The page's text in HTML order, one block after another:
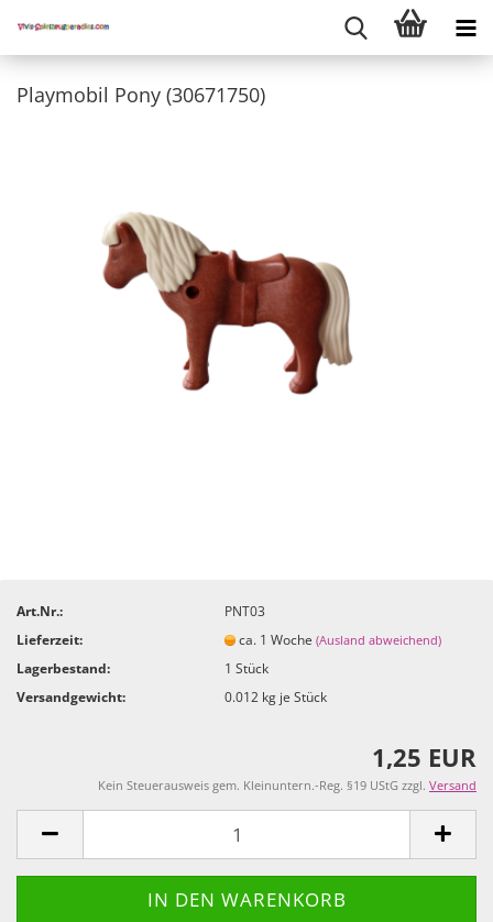
Playmobil Pony (30671750)
Art.Nr.:
PNT03
Lieferzeit:
ca. 1 Woche(Ausland abweichend)
Lagerbestand: 1Stück
Versandgewicht:
0.012 kg je Stück
1,25 EUR
Kein Steuerausweis gem. Kleinuntern.-Reg. §19 UStG zzgl. Versand